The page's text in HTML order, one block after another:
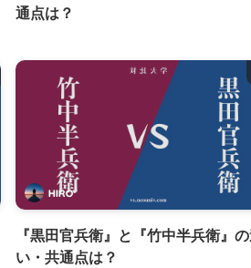
通点は？
HIRO
『黒田官兵衛』と『竹中半兵衛』
い・共通点は？